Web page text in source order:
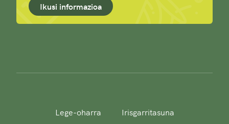
Ikusi informazioa
Lege-oharra Irisgarritasuna